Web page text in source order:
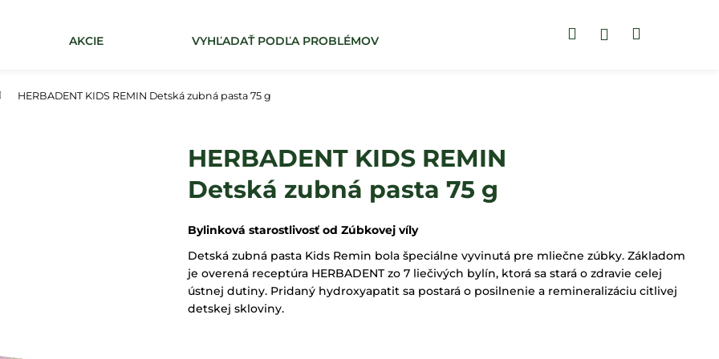
AKCIE VYHĽADAŤ PODĽA PROBLÉMOV ZUBNÉ PASTY
HľadaťPrihlásenie
HERBADENT KIDS REMIN Detská zubná pasta 75 g
HERBADENT KIDS REMIN
Detská zubná pasta 75 g
Bylinková starostlivosť od Zúbkovej víly
Detská zubná pasta Kids Remin bola špeciálne vyvinutá pre mliečne zúbky. Základom
je overená receptúra ​​HERBADENT zo 7 liečivých bylín, ktorá sa stará o zdravie celej
ústnej dutiny. Pridaný hydroxyapatit sa postará o posilnenie a remineralizáciu citlivej
detskej skloviny.
Čo potrebujete nájsť?